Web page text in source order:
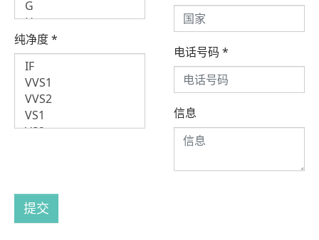
纯净度*
电话号码 *
信息
提交